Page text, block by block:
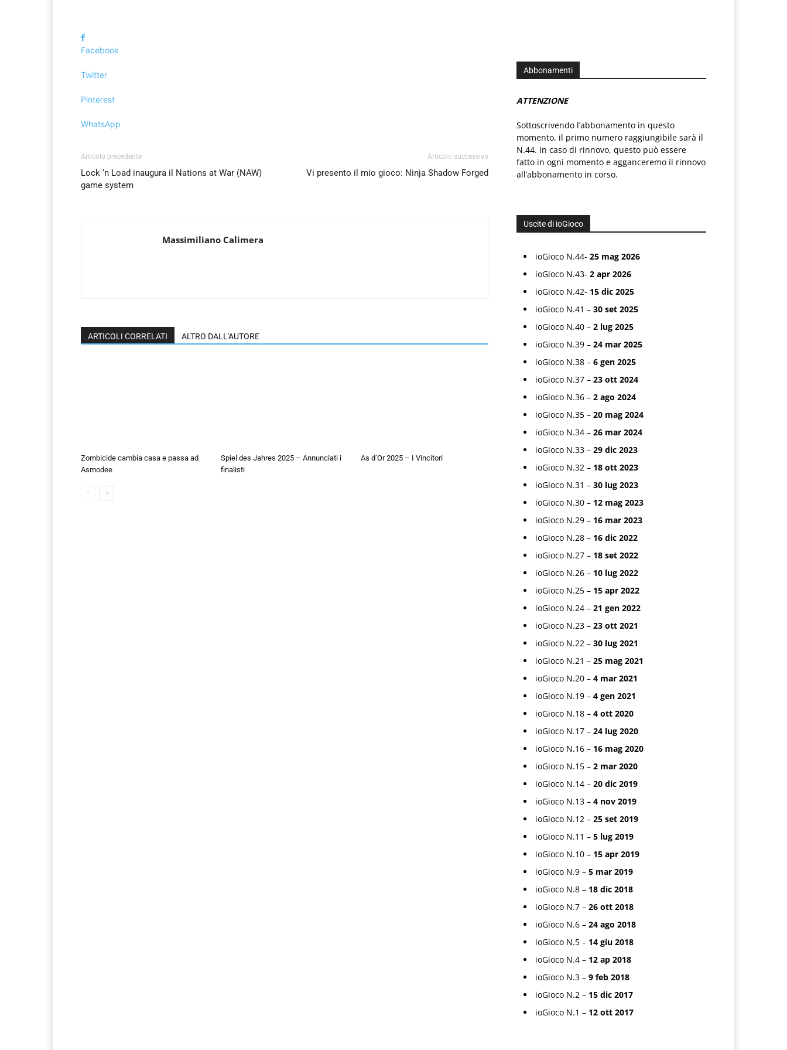
Facebook
Twitter
Pinterest
WhatsApp
Articolo precedente
Lock ‘n Load inaugura il Nations at War (NAW)
game system
Articolo successivo
Vi presento il mio gioco: Ninja Shadow Forged
Massimiliano Calimera
ARTICOLI CORRELATI ALTRO DALL'AUTORE
Zombicide cambia casa e passa ad
Asmodee
Spiel des Jahres 2025 – Annunciati i
finalisti
As d’Or 2025 – I Vincitori
Abbonamenti
ATTENZIONE
Sottoscrivendo l’abbonamento in questo
momento, il primo numero raggiungibile sarà il
N.44. In caso di rinnovo, questo può essere
fatto in ogni momento e agganceremo il rinnovo
all’abbonamento in corso.
Uscite di ioGioco
ioGioco N.44- 25 mag 2026
ioGioco N.43- 2 apr 2026
ioGioco N.42- 15 dic 2025
ioGioco N.41 – 30 set 2025
ioGioco N.40 – 2 lug 2025
ioGioco N.39 – 24 mar 2025
ioGioco N.38 – 6 gen 2025
ioGioco N.37 – 23 ott 2024
ioGioco N.36 – 2 ago 2024
ioGioco N.35 – 20 mag 2024
ioGioco N.34 – 26 mar 2024
ioGioco N.33 – 29 dic 2023
ioGioco N.32 – 18 ott 2023
ioGioco N.31 – 30 lug 2023
ioGioco N.30 – 12 mag 2023
ioGioco N.29 – 16 mar 2023
ioGioco N.28 – 16 dic 2022
ioGioco N.27 – 18 set 2022
ioGioco N.26 – 10 lug 2022
ioGioco N.25 – 15 apr 2022
ioGioco N.24 – 21 gen 2022
ioGioco N.23 – 23 ott 2021
ioGioco N.22 – 30 lug 2021
ioGioco N.21 – 25 mag 2021
ioGioco N.20 – 4 mar 2021
ioGioco N.19 – 4 gen 2021
ioGioco N.18 – 4 ott 2020
ioGioco N.17 – 24 lug 2020
ioGioco N.16 – 16 mag 2020
ioGioco N.15 – 2 mar 2020
ioGioco N.14 – 20 dic 2019
ioGioco N.13 – 4 nov 2019
ioGioco N.12 – 25 set 2019
ioGioco N.11 – 5 lug 2019
ioGioco N.10 – 15 apr 2019
ioGioco N.9 – 5 mar 2019
ioGioco N.8 – 18 dic 2018
ioGioco N.7 – 26 ott 2018
ioGioco N.6 – 24 ago 2018
ioGioco N.5 – 14 giu 2018
ioGioco N.4 – 12 ap 2018
ioGioco N.3 – 9 feb 2018
ioGioco N.2 – 15 dic 2017
ioGioco N.1 – 12 ott 2017